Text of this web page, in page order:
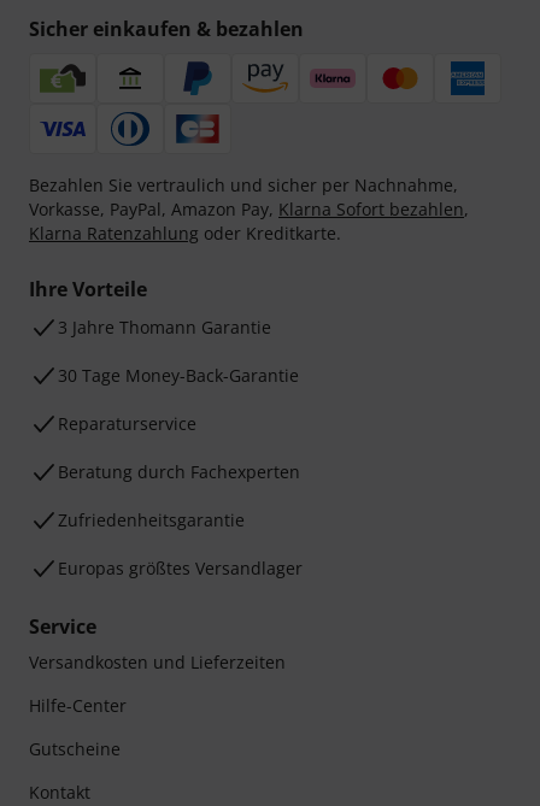
Sicher einkaufen & bezahlen
Bezahlen Sie vertraulich und sicher per Nachnahme,
Vorkasse, PayPal, Amazon Pay, Klarna Sofort bezahlen,
Klarna Ratenzahlung oder Kreditkarte.
Ihre Vorteile
3 Jahre Thomann Garantie
30 Tage Money-Back-Garantie
Reparaturservice
Beratung durch Fachexperten
Zufriedenheitsgarantie
Europas größtes Versandlager
Service
Versandkosten und Lieferzeiten
Hilfe-Center
Gutscheine
Kontakt